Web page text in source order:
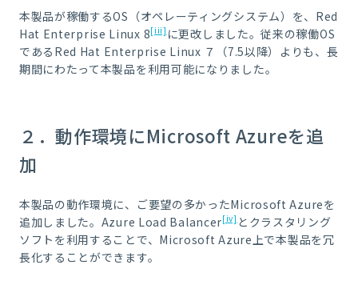
本製品が稼働するOS（オペレーティングシステム）を、Red
Hat Enterprise Linux 8[iii]に更改しました。従来の稼働OS
であるRed Hat Enterprise Linux ７（7.5以降）よりも、長
期間にわたって本製品を利用可能になりました。
２．動作環境にMicrosoft Azureを追
加
本製品の動作環境に、ご要望の多かったMicrosoft Azureを
追加しました。Azure Load Balancer[iv]とクラスタリング
ソフトを利用することで、Microsoft Azure上で本製品を冗
長化することができます。